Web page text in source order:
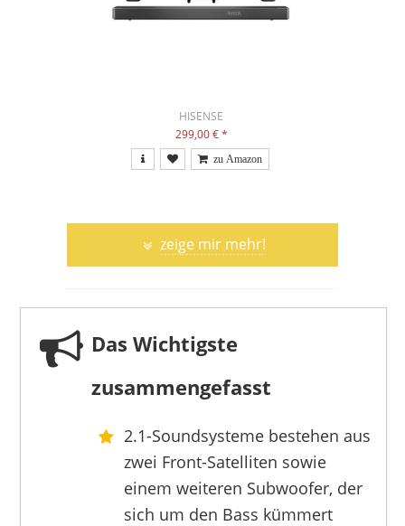
HISENSE
299,00 €*
LOGITECH
109,99 €85,99 €*
zeige mir mehr!
Das Wichtigste
zusammengefasst
2.1-Soundsysteme bestehen aus
zwei Front-Satelliten sowie
einem weiteren Subwoofer, der
sich um den Bass kümmert